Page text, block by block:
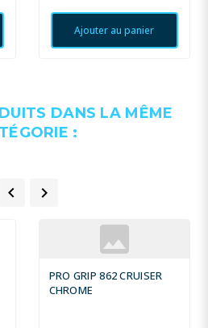
Ajouter au panier
DANS LA MÊME
:
 
PRO GRIP 862 CRUISER
CHROME